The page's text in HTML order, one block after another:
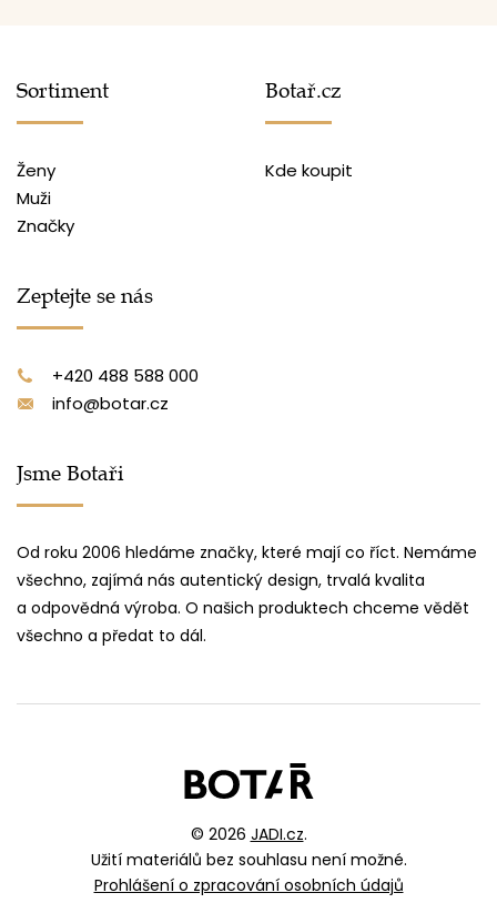
Sortiment
Ženy
Muži
Značky
Botař.cz
Kde koupit
Zeptejte se nás
+420 488 588 000
info@botar.cz
Jsme Botaři
Od roku 2006 hledáme značky, které mají co říct. Nemáme
všechno, zajímá nás autentický design, trvalá kvalita
a odpovědná výroba. O našich produktech chceme vědět
všechno a předat to dál.
© 2026 JADI.cz.
Užití materiálů bez souhlasu není možné.
Prohlášení o zpracování osobních údajů